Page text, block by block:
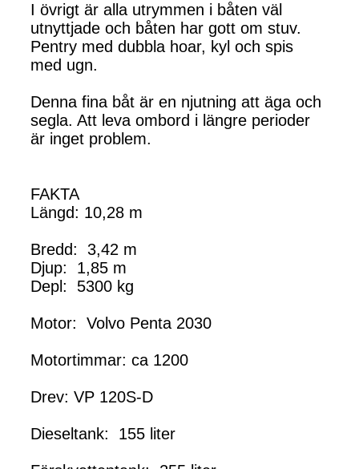
I övrigt är alla utrymmen i båten väl
utnyttjade och båten har gott om stuv.
Pentry med dubbla hoar, kyl och spis
med ugn.
Denna fina båt är en njutning att äga och
segla. Att leva ombord i längre perioder
är inget problem.
FAKTA
Längd: 10,28 m
Bredd: 3,42 m
Djup: 1,85 m
Depl: 5300 kg
Motor: Volvo Penta 2030
Motortimmar: ca 1200
Drev: VP 120S-D
Dieseltank: 155 liter